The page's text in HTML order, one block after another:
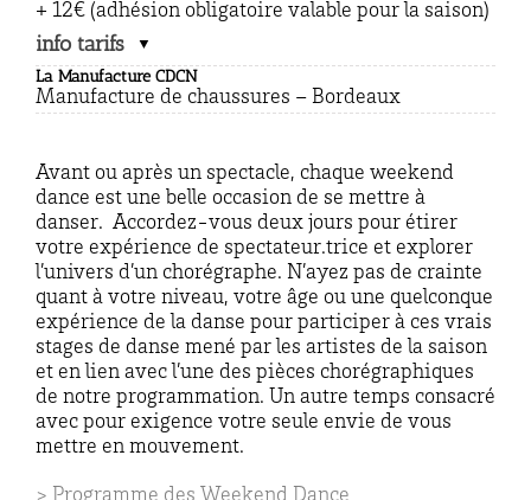
+ 12€ (adhésion obligatoire valable pour la saison)
info tarifs
La Manufacture CDCN
Manufacture de chaussures – Bordeaux
Avant ou après un spectacle, chaque weekend
dance est une belle occasion de se mettre à
danser. Accordez-vous deux jours pour étirer
votre expérience de spectateur.trice et explorer
l’univers d’un chorégraphe. N’ayez pas de crainte
quant à votre niveau, votre âge ou une quelconque
expérience de la danse pour participer à ces vrais
stages de danse mené par les artistes de la saison
et en lien avec l’une des pièces chorégraphiques
de notre programmation. Un autre temps consacré
avec pour exigence votre seule envie de vous
mettre en mouvement.